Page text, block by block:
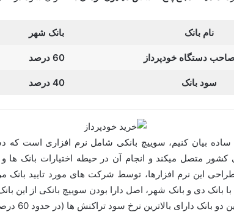
نام بانک بانک شهر
دستگاه خودپرداز 60 درصد
سود بانک 40 درصد
ساده بیان کنیم، سوییچ بانکی شامل نرم افزاری است که
متصل میکند و انجام آن در حیطه اختیارات بانک ها
این نرم افزارها، توسط شرکت های مورد تایید بانک
بانک دی و بانک شهر، اصل دارا بودن سوییچ بانکی از این
دارای بالاترین نرخ سود تراکنش ها (در حدود 60 درصد) می باشند.